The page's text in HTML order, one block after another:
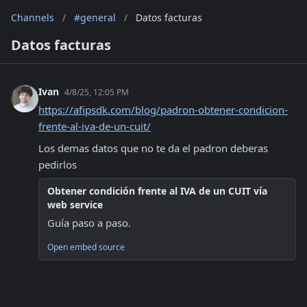
Channels / #general / Datos facturas
Datos facturas
Ivan 4/8/25, 12:05 PM
https://afipsdk.com/blog/padron-obtener-condicion-
frente-al-iva-de-un-cuit/
Los demas datos que no te da el padron deberas
pedirlos
Obtener condición frente al IVA de un CUIT vía
web service
Guía paso a paso.
Open embed source